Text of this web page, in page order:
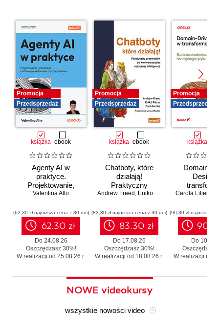
Promocja
Przedsprzedaż
książka ebook
Agenty AI w
praktyce.
Projektowanie,
wdrażanie i
autonomicznych
systemów
Valentina Alto
(62,30 zł najniższa cena z 30 dni)
62.30 zł
Do 24.08.26
Oszczędzasz 30%!
W realizacji od 25.08.26 r.
Promocja
Przedsprzedaż
książka ebook
Chatboty, które
działają!
Praktyczny
przewodnik po
sztucznej
inteligencji
Andrew Freed , Eniko Rozsa Cari Jacobs
(83,30 zł najniższa cena z 30 dni)
83.30 zł
Do 17.08.26
Oszczędzasz 30%!
W realizacji od 18.08.26 r.
Promocja
Przedsprzedaż
książka
Domain-
Design
legacy
zbędnego
Carola Lilienthal
(90,30 zł najniższa
Do
Oszczędzasz
W realizacji od
NOWE videokursy
wszystkie nowości video